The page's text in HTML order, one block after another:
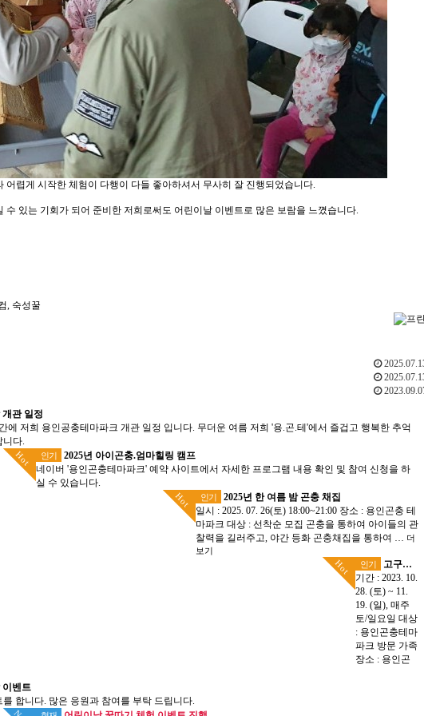
렵게 시작한 체험이 다행이 다들 좋아하셔서 무사히 잘 진행되었습니다.
있는 기회가 되어 준비한 저희로써도 어린이날 이벤트로 많은 보람을 느꼈습니다.
, 숙성꿀
개관 일정
에 저희 용인공충테마파크 개관 일정 입니다. 무더운 여름 저희 '용.곤.테'에서 즐겁고 행복한 추억
니다.
Hot 인기
2025년 아이곤충.엄마힐링 캠프
네이버 '용인곤충테마파크' 예약 사이트에서 자세한 프로그램 내용 확인 및 참여 신청을 하
실 수 있습니다.
Hot 인기
2025년 한 여름 밤 곤충 채집
일시 : 2025. 07. 26(토) 18:00~21:00 장소 : 용인곤충 테
마파크 대상 : 선착순 모집 곤충을 통하여 아이들의 관
찰력을 길러주고, 야간 등화 곤충채집을 통하여 … 더
보기
Hot 인기
고구마 캐기 체험
기간 : 2023. 10.
28. (토) ~ 11.
19. (일), 매주
토/일요일 ​대상
: 용인곤충테마
파크 방문 가족
장소 : 용인곤
이벤트
합니다. 많은 응원과 참여를 부탁 드립니다.